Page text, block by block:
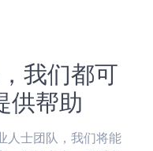
我们都可
供帮助
人士团队，我们将能